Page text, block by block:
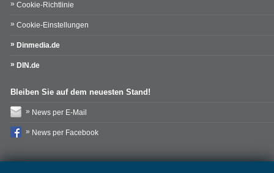
Cookie-Richtlinie
Cookie-Einstellungen
Dinmedia.de
DIN.de
Bleiben Sie auf dem neuesten Stand!
News per E-Mail
News per Facebook